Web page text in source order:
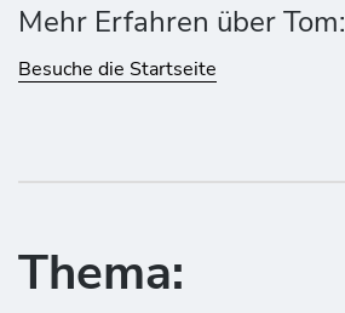
Mehr Erfahren über Tom:
Besuche die Startseite
Thema: